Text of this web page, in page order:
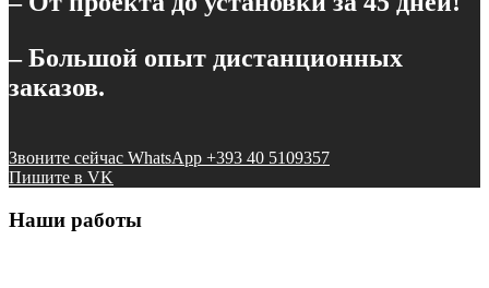
– Большой опыт дистанционных
заказов.
Звоните сейчас WhatsApp +393 40 5109357
Пишите в VK
Наши работы